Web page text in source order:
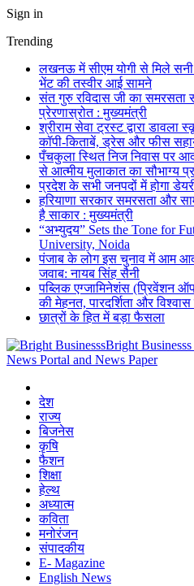
Sign in
Trending
लखनऊ में सीएम योगी से मिले सनी
भेंट की तस्वीर आई सामने
संत गुरु रविदास जी का
प्रेरणास्रोत : मुख्यमंत्री
श्रीराम सेवा ट्रस्ट द्वारा डावला
कॉपी-किताबें, ड्रेस और फीस
पँचकुला स्थित निज निवास पर
से आत्मीय मुलाकात का सौभाग्य
प्रदेश के सभी जनपदों में होगा
हरियाणा सरकार समरसता और
है साकार : मुख्यमंत्री
“अभ्युदय” Sets the Tone for
University, Noida
पंजाब के लोग इस चुनाव में आम
जवाब: नायब सिंह सैनी
पब्लिक एग्जामिनेशंस (प्रिवेंशन
की मेहनत, पारदर्शिता और
छात्रों के हित में बड़ा फैसला
Bright
News Portal and News Paper
देश
राज्य
बिजनेस
कृषि
फैशन
शिक्षा
हेल्थ
अध्यात्म
कविता
मनोरंजन
संपादकीय
E- Magazine
English News